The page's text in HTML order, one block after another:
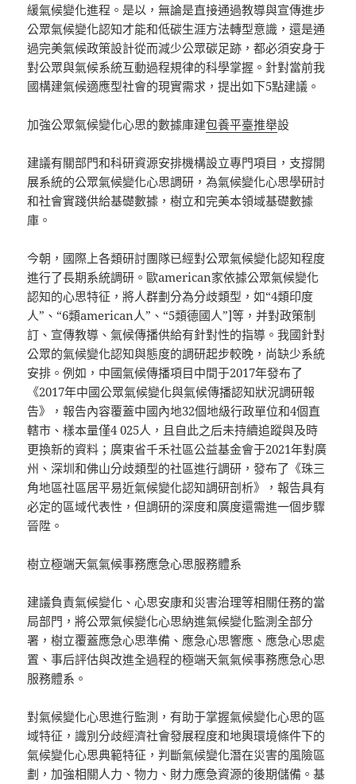
緩氣候變化進程。是以，無論是直接通過教導與宣傳進步
公眾氣候變化認知才能和低碳生涯方法轉型意識，還是通
過完美氣候政策設計從而減少公眾碳足跡，都必須安身于
對公眾與氣候系統互動過程規律的科學掌握。針對當前我
國構建氣候適應型社會的現實需求，提出如下5點建議。
加強公眾氣候變化心思的數據庫建包養平臺推舉設
建議有關部門和科研資源安排機構設立專門項目，支撐開
展系統的公眾氣候變化心思調研，為氣候變化心思學研討
和社會實踐供給基礎數據，樹立和完美本領域基礎數據
庫。
今朝，國際上各類研討團隊已經對公眾氣候變化認知程度
進行了長期系統調研。歐american家依據公眾氣候變化
認知的心思特征，將人群劃分為分歧類型，如“4類印度
人”、“6類american人”、“5類德國人”]等，并對政策制
訂、宣傳教導、氣候傳播供給有針對性的指導。我國針對
公眾的氣候變化認知與態度的調研起步較晚，尚缺少系統
安排。例如，中國氣候傳播項目中間于2017年發布了
《2017年中國公眾氣候變化與氣候傳播認知狀況調研報
告》，報告內容覆蓋中國內地32個地級行政單位和4個直
轄市、樣本量僅4 025人，且自此之后未持續追蹤與及時
更換新的資料；廣東省千禾社區公益基金會于2021年對廣
州、深圳和佛山分歧類型的社區進行調研，發布了《珠三
角地區社區居平易近氣候變化認知調研剖析》，報告具有
必定的區域代表性，但調研的深度和廣度還需進一個步驟
晉陞。
樹立極端天氣氣候事務應急心思服務體系
建議負責氣候變化、心思安康和災害治理等相關任務的當
局部門，將公眾氣候變化心思納進氣候變化監測全部分
署，樹立覆蓋應急心思準備、應急心思響應、應急心思處
置、事后評估與改進全過程的極端天氣氣候事務應急心思
服務體系。
對氣候變化心思進行監測，有助于掌握氣候變化心思的區
域特征，識別分歧經濟社會發展程度和地輿環境條件下的
氣候變化心思典範特征，判斷氣候變化潛在災害的風險區
劃，加強相關人力、物力、財力應急資源的後期儲備。基